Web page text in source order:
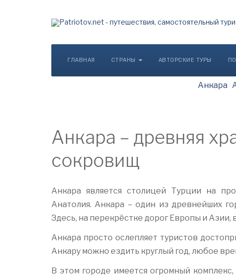
ГЛАВНАЯ СТРАНЫ АВТОРСКИЕ ТУРЫ
Анкара
Анкара – древняя
сокровищ
Анкара является столицей Турции на
Анатолия. Анкара – один из древнейших
Здесь, на перекрёстке дорог Европы и Азии,
Анкара просто ослепляет туристов
Анкару можно ездить круглый год, любое
В этом городе имеется огромный